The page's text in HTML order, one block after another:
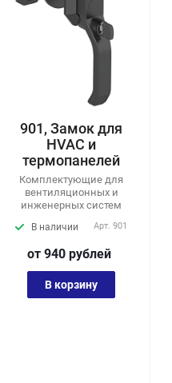
901, Замок для
HVAC и
термопанелей
Комплектующие для
вентиляционных и
инженерных систем
В наличии Арт. 901
от 940 рублей
В корзину